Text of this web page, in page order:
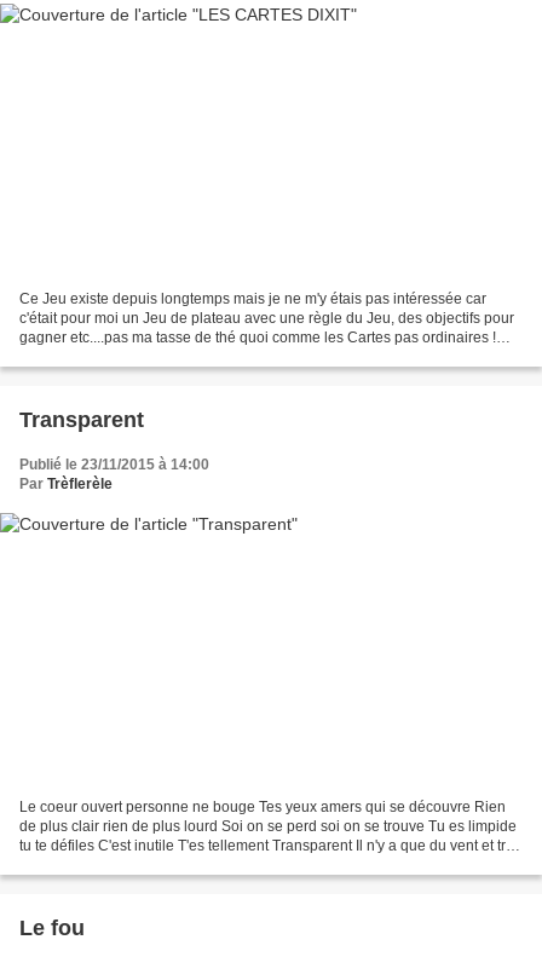
Ce Jeu existe depuis longtemps mais je ne m'y étais pas intéressée car
c'était pour moi un Jeu de plateau avec une règle du Jeu, des objectifs pour
gagner etc....pas ma tasse de thé quoi comme les Cartes pas ordinaires !
Transparent
Publié le 23/11/2015 à 14:00
Par Trèflerèle
Le coeur ouvert personne ne bouge Tes yeux amers qui se découvre Rien
de plus clair rien de plus lourd Soi on se perd soi on se trouve Tu es limpide
tu te défiles C'est inutile T'es tellement Transparent Il n'y a que du vent et trop
Le fou